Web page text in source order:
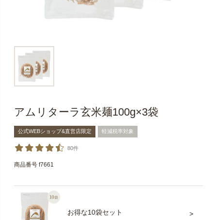
アムリターラ玄米麺100g×3袋
公式WEBショップ&直営店限定 軽減税率対象
80件
商品番号 f7661
お得な10袋セット